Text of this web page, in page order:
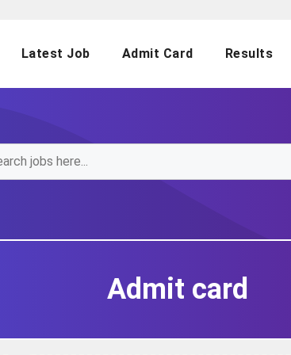
Latest Job Admit Card Results
Admit card